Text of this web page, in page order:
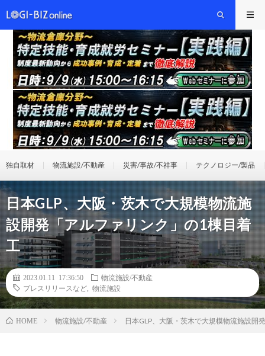
独自取材 物流施設/不動産 災害/事故/不祥事 テクノロジー/製品
日本GLP、大阪・茨木で大規模物流施
設開発「アルファリンク」の1棟目着
工
2023.01.11 17:36:50
物流施設/不動産
プレスリリースなど
物流施設
HOME 物流施設/不動産 日本GLP、大阪・茨木で大規模物流施設開